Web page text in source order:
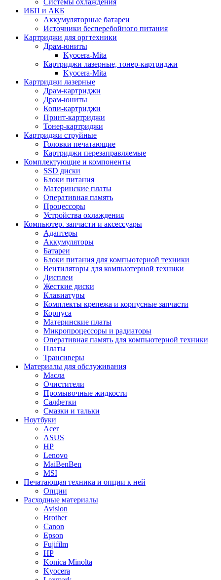
Системы охлаждения
ИБП и АКБ
Аккумуляторные батареи
Источники бесперебойного питания
Картриджи для оргтехники
Драм-юниты
Kyocera-Mita
Картриджи лазерные, тонер-картриджи
Kyocera-Mita
Картриджи лазерные
Драм-картриджи
Драм-юниты
Копи-картриджи
Принт-картриджи
Тонер-картриджи
Картриджи струйные
Головки печатающие
Картриджи перезаправляемые
Комплектующие и компоненты
SSD диски
Блоки питания
Материнские платы
Оперативная память
Процессоры
Устройства охлаждения
Компьютер. запчасти и аксессуары
Адаптеры
Аккумуляторы
Батареи
Блоки питания для компьютерной техники
Вентиляторы для компьютерной техники
Дисплеи
Жесткие диски
Клавиатуры
Комплекты крепежа и корпусные запчасти
Корпуса
Материнские платы
Микропроцессоры и радиаторы
Оперативная память для компьютерной техники
Платы
Трансиверы
Материалы для обслуживания
Масла
Очистители
Промывочные жидкости
Салфетки
Смазки и тальки
Ноутбуки
Acer
ASUS
HP
Lenovo
MaiBenBen
MSI
Печатающая техника и опции к ней
Опции
Расходные материалы
Avision
Brother
Canon
Epson
Fujifilm
HP
Konica Minolta
Kyocera